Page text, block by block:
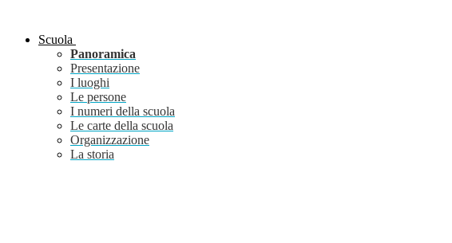
Scuola
Panoramica
Presentazione
I luoghi
Le persone
I numeri della scuola
Le carte della scuola
Organizzazione
La storia